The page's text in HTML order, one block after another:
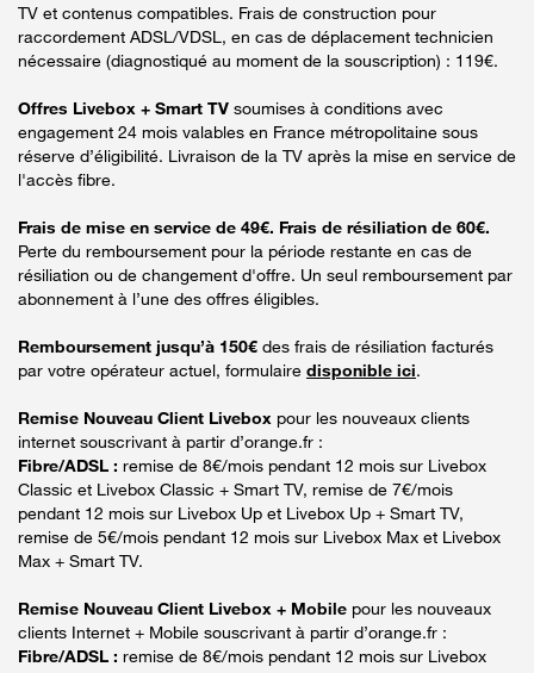
TV et contenus compatibles. Frais de construction pour
raccordement ADSL/VDSL, en cas de déplacement technicien
nécessaire (diagnostiqué au moment de la souscription) : 119€.
Offres Livebox + Smart TV soumises à conditions avec
engagement 24 mois valables en France métropolitaine sous
réserve d’éligibilité. Livraison de la TV après la mise en service de
l'accès fibre.
Frais de mise en service de 49€. Frais de résiliation de 60€.
Perte du remboursement pour la période restante en cas de
résiliation ou de changement d'offre. Un seul remboursement par
abonnement à l’une des offres éligibles.
Remboursement jusqu’à 150€ des frais de résiliation facturés
par votre opérateur actuel, formulaire disponible ici.
Remise Nouveau Client Livebox pour les nouveaux clients
internet souscrivant à partir d’orange.fr :
Fibre/ADSL : remise de 8€/mois pendant 12 mois sur Livebox
Classic et Livebox Classic + Smart TV, remise de 7€/mois
pendant 12 mois sur Livebox Up et Livebox Up + Smart TV,
remise de 5€/mois pendant 12 mois sur Livebox Max et Livebox
Max + Smart TV.
Remise Nouveau Client Livebox + Mobile pour les nouveaux
clients Internet + Mobile souscrivant à partir d’orange.fr :
Fibre/ADSL : remise de 8€/mois pendant 12 mois sur Livebox